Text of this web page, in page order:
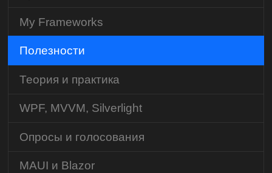
My Frameworks
Полезности
Теория и практика
WPF, MVVM, Silverlight
Опросы и голосования
MAUI и Blazor